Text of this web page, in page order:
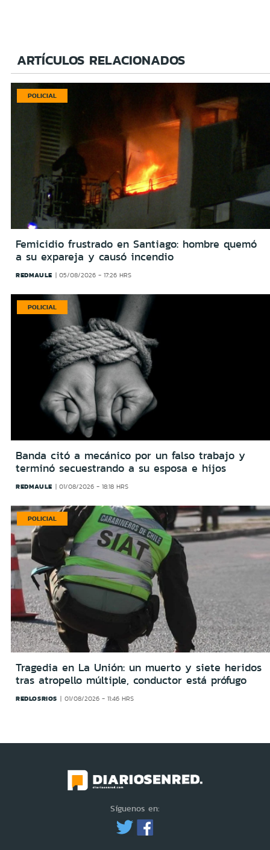
ARTÍCULOS RELACIONADOS
POLICIAL
Femicidio frustrado en Santiago: hombre quemó
a su expareja y causó incendio
REDMAULE 05/08/2026 - 17:26 HRS
POLICIAL
Banda citó a mecánico por un falso trabajo y
terminó secuestrando a su esposa e hijos
REDMAULE 01/08/2026 - 18:18 HRS
POLICIAL
Tragedia en La Unión: un muerto y siete heridos
tras atropello múltiple, conductor está prófugo
REDLOSRIOS 01/08/2026 - 11:46 HRS
Síguenos en: